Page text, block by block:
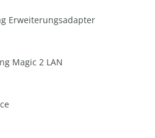
Erweiterungsadapter
Magic 2 LAN